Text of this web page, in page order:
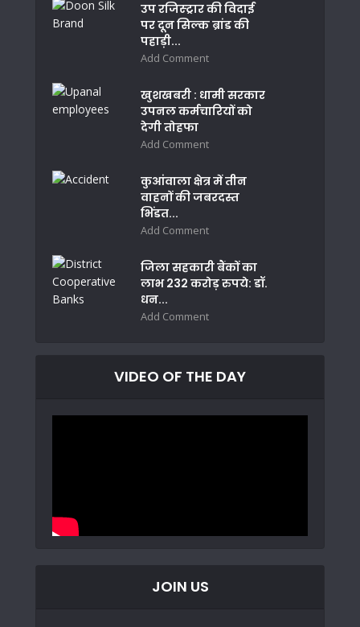
उप रजिस्ट्रार की विदाई
पर दून सिल्क ब्रांड की
पहाड़ी...
Add Comment
खुशखबरी : धामी सरकार
उपनल कर्मचारियों को
देगी तोहफा
Add Comment
कुआंवाला क्षेत्र में तीन
वाहनों की जबरदस्त
भिंडत...
Add Comment
जिला सहकारी बैंकों का
लाभ 232 करोड़ रुपये: डॉ.
धन...
Add Comment
VIDEO OF THE DAY
JOIN US